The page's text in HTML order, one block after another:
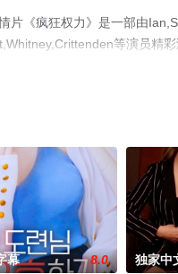
片《疯狂权力》是一部由
等演员精
幕 8.0 独家中